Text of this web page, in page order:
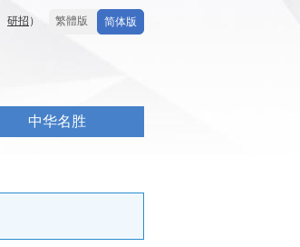
简体版
繁體版
研招 ）
中华名胜